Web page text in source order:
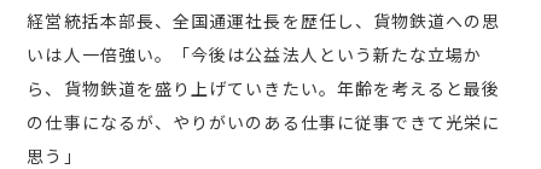
経営統括本部長、全国通運社長を歴任し、貨物鉄道への思
いは人一倍強い。「今後は公益法人という新たな立場か
ら、貨物鉄道を盛り上げていきたい。年齢を考えると最後
の仕事になるが、やりがいのある仕事に従事できて光栄に
思う」